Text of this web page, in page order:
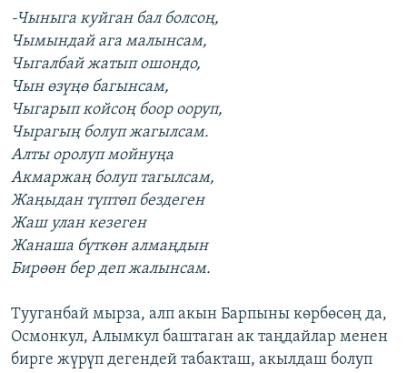
-Чыныга куйган бал болсоң,
Чымындай ага малынсам,
Чыгалбай жатып ошондо,
Чын өзүңө багынсам,
Чыгарып койсоң боор ооруп,
Чырагың болуп жагылсам.
Алты оролуп мойнуңа
Акмаржаң болуп тагылсам,
Жаңыдан түптөп бездеген
Жаш улан кезеген
Жанаша бүткөн алмаңдын
Бирөөн бер деп жалынсам.
Тууганбай мырза, алп акын Барпыны көрбөсөң да,
Осмонкул, Алымкул баштаган ак таңдайлар менен
бирге жүрүп дегендей табакташ, акылдаш болуп